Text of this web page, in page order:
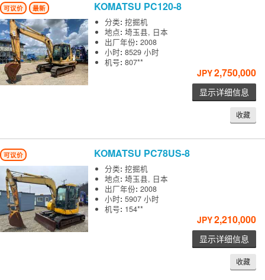
可议价 最新 KOMATSU PC120-8
分类:挖掘机
地点:埼玉县, 日本
出厂年份:2008
小时:8529 小时
机号:807**
JPY2,750,000
显示详细信息
收藏
可议价 KOMATSU PC78US-8
分类:挖掘机
地点:埼玉县, 日本
出厂年份:2008
小时:5907 小时
机号: 154**
JPY2,210,000
显示详细信息
收藏